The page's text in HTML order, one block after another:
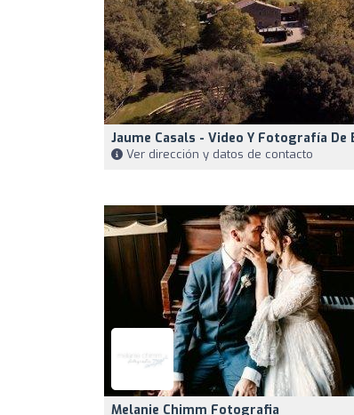
Jaume Casals - Video Y Fotografía De
Ver dirección y datos de contacto
Melanie Chimm Fotografia